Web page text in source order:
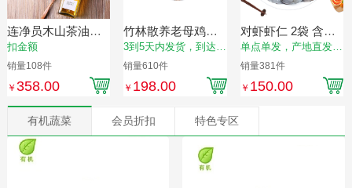
连净员木山茶油
500ml，限时赠送东
北杂粮3份（350g/
扣金额
销量108件
￥ 358.00
竹林散养老母鸡
（冷鲜， 净重量约
1kg/只，适合煲
3到5天内发货，到达时
间以实际物流为准
销量610件
￥ 198.00
对虾虾仁 2袋 含冰
衣约500g/袋，虾仁
净重约400g【单点
单发，不与其他产
品同发】
单点单发，产地直发，
以实际物流为准
销量381件
￥ 150.00
有机蔬菜 会员折扣 特色专区